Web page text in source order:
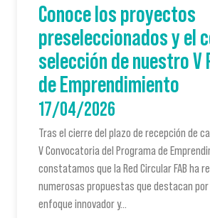
Conoce los proyectos
preseleccionados y el
selección de nuestro V
de Emprendimiento
17/04/2026
Tras el cierre del plazo de recepción de
V Convocatoria del Programa de
constatamos que la Red Circular FAB ha
numerosas propuestas que destacan
enfoque innovador y…